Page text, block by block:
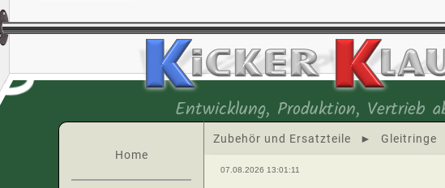
Entwicklung, Produktion, Vertrieb
07.08.2026 13:01:11
Zubehör und Ersatzteile ►
Gleitringe
Home